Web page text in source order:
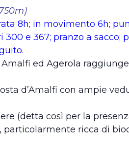
8h; in movimento 6h;
e 367; pranzo a
ed Agerola
d’Amalfi con ampie
(detta così per la
ricca di